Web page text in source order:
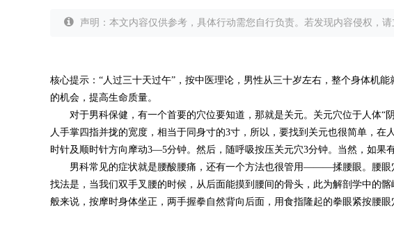
声明：本文内容仅供参考，具体行动需您自行负责。若发现内容侵权，
核心提示：“人过三十天过午”，按中医理论，男性从三十岁左右，整个身体机
的机会，提高生命质量。
对于男科保健，有一个首要的穴位要知道，那就是关元。关元穴位于人体“
人手掌四指并拢的宽度，相当于同身寸的3寸，所以，要找到关元也很简单，
时针及顺时针方向摩动3—5分钟。然后，随呼吸按压关元穴3分钟。当然，如果
男科常见的症状就是腰酸腰痛，还有一个方法也很管用———揉腰眼。腰眼穴
找法是，当我们双手叉腰的时候，从后面能摸到腰间的骨头，此为解剖学中的
般来说，按摩时身体坐正，两手握拳自然背向后面，用食指隆起的拳眼紧按腰